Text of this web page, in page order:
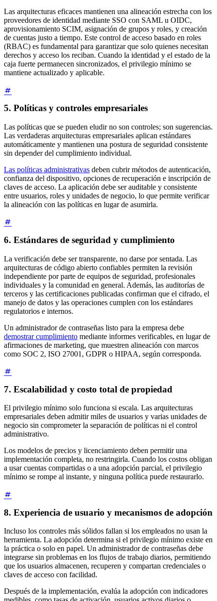
Las arquitecturas eficaces mantienen una alineación estrecha con los
proveedores de identidad mediante SSO con SAML u OIDC,
aprovisionamiento SCIM, asignación de grupos y roles, y creación
de cuentas justo a tiempo. Este control de acceso basado en roles
(RBAC) es fundamental para garantizar que solo quienes necesitan
derechos y acceso los reciban. Cuando la identidad y el estado de la
caja fuerte permanecen sincronizados, el privilegio mínimo se
mantiene actualizado y aplicable.
5. Políticas y controles empresariales
Las políticas que se pueden eludir no son controles; son sugerencias.
Las verdaderas arquitecturas empresariales aplican estándares
automáticamente y mantienen una postura de seguridad consistente
sin depender del cumplimiento individual.
Las políticas administrativas deben cubrir métodos de autenticación,
confianza del dispositivo, opciones de recuperación e inscripción de
claves de acceso. La aplicación debe ser auditable y consistente
entre usuarios, roles y unidades de negocio, lo que permite verificar
la alineación con las políticas en lugar de asumirla.
6. Estándares de seguridad y cumplimiento
La verificación debe ser transparente, no darse por sentada. Las
arquitecturas de código abierto confiables permiten la revisión
independiente por parte de equipos de seguridad, profesionales
individuales y la comunidad en general. Además, las auditorías de
terceros y las certificaciones publicadas confirman que el cifrado, el
manejo de datos y las operaciones cumplen con los estándares
regulatorios e internos.
Un administrador de contraseñas listo para la empresa debe
demostrar cumplimiento mediante informes verificables, en lugar de
afirmaciones de marketing, que muestren alineación con marcos
como SOC 2, ISO 27001, GDPR o HIPAA, según corresponda.
7. Escalabilidad y costo total de propiedad
El privilegio mínimo solo funciona si escala. Las arquitecturas
empresariales deben admitir miles de usuarios y varias unidades de
negocio sin comprometer la separación de políticas ni el control
administrativo.
Los modelos de precios y licenciamiento deben permitir una
implementación completa, no restringirla. Cuando los costos obligan
a usar cuentas compartidas o a una adopción parcial, el privilegio
mínimo se rompe al instante, y ninguna política puede restaurarlo.
8. Experiencia de usuario y mecanismos de adopción
Incluso los controles más sólidos fallan si los empleados no usan la
herramienta. La adopción determina si el privilegio mínimo existe en
la práctica o solo en papel. Un administrador de contraseñas debe
integrarse sin problemas en los flujos de trabajo diarios, permitiendo
que los usuarios almacenen, recuperen y compartan credenciales o
claves de acceso con facilidad.
Después de la implementación, evalúa la adopción con indicadores